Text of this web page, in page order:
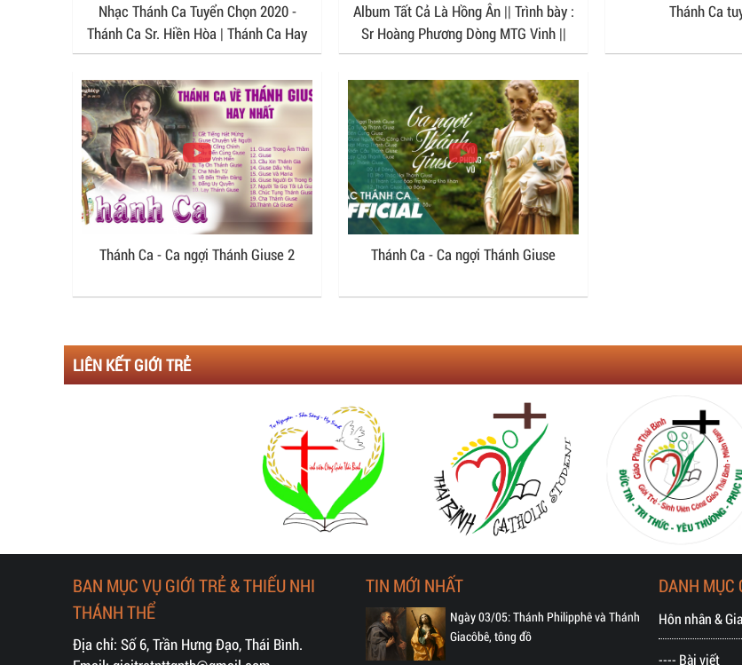
Nhạc Thánh Ca Tuyển Chọn 2020 -
Thánh Ca Sr. Hiền Hòa | Thánh Ca Hay
2020 - Imprimatur
Album Tất Cả Là Hồng Ân || Trình bày :
Sr Hoàng Phương Dòng MTG Vinh ||
Studio Thánh Ca
Thánh Ca
Thánh Ca - Ca ngợi Thánh Giuse 2 Thánh Ca - Ca ngợi Thánh Giuse
LIÊN KẾT GIỚI TRẺ
BAN MỤC VỤ GIỚI TRẺ & THIẾU NHI
THÁNH THỂ
Địa chỉ: Số 6, Trần Hưng Đạo, Thái Bình.
TIN MỚI NHẤT
Ngày 03/05: Thánh Philipphê và Thánh
Giacôbê, tông đồ
DANH MỤC
Hôn nhân &
---- Bài viết